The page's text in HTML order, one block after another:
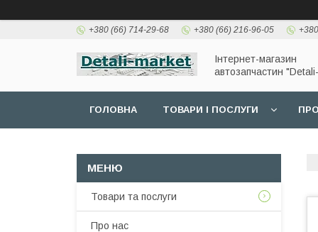
+380 (66) 714-29-68 +380 (66) 216-96-05
Інтернет-магазин
автозапчастин
ГОЛОВНА ТОВАРИ І ПОСЛУГИ
Товари та послуги
Про нас